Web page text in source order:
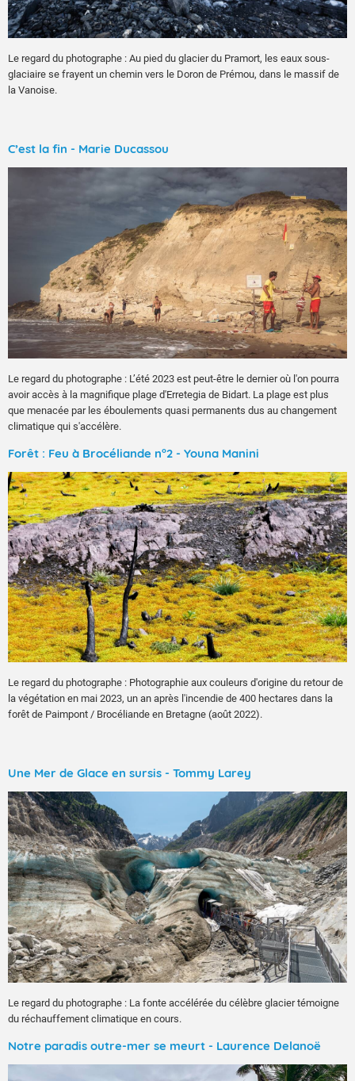
Le regard du photographe : Au pied du glacier du Pramort, les eaux sous-
glaciaire se frayent un chemin vers le Doron de Prémou, dans le massif de
la Vanoise.
C’est la fin - Marie Ducassou
Le regard du photographe : L’été 2023 est peut-être le dernier où l'on pourra
avoir accès à la magnifique plage d'Erretegia de Bidart. La plage est plus
que menacée par les éboulements quasi permanents dus au changement
climatique qui s'accélère.
Forêt : Feu à Brocéliande n°2 - Youna Manini
Le regard du photographe : Photographie aux couleurs d'origine du retour de
la végétation en mai 2023, un an après l'incendie de 400 hectares dans la
forêt de Paimpont / Brocéliande en Bretagne (août 2022).
Une Mer de Glace en sursis - Tommy Larey
Le regard du photographe : La fonte accélérée du célèbre glacier témoigne
du réchauffement climatique en cours.
Notre paradis outre-mer se meurt - Laurence Delanoë